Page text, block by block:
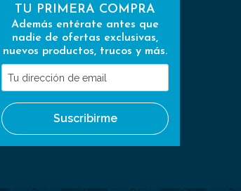
TU PRIMERA COMPRA
Además entérate antes que
nadie de ofertas exclusivas,
nuevos productos, trucos y más.
Tu
dirección
de
email
Suscribirme